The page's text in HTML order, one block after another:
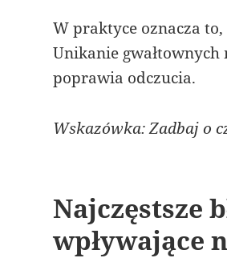
W praktyce oznacza
Unikanie
poprawia odczucia.
Wskazówka: Zadbaj o
Najczęstsze
wpływające